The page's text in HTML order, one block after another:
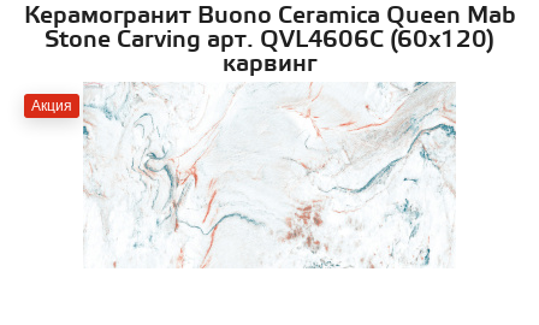
Керамогранит Buono Ceramica Queen Mab
Stone Carving арт. QVL4606C (60x120)
карвинг
Акция